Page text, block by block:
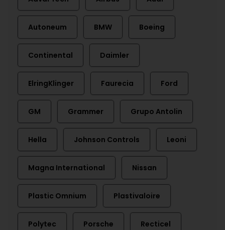
Autoneum BMW Boeing
Continental Daimler
ElringKlinger Faurecia Ford
GM Grammer Grupo Antolin
Hella Johnson Controls Leoni
Magna International Nissan
Plastic Omnium Plastivaloire
Polytec Porsche Recticel